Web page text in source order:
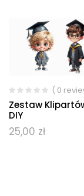
( 0
Zestaw
DIY
25,00 zł